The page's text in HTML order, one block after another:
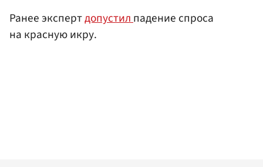
Ранее экспертдопустилпадение спроса
на красную икру.